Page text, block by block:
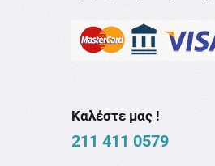
Καλέστε μας !
211 411 0579